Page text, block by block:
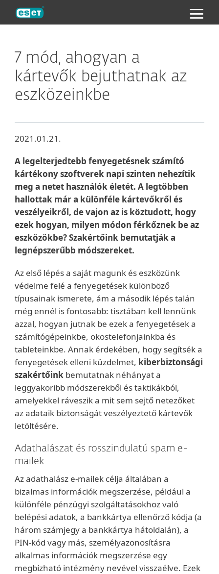
7 mód, ahogyan a
kártevők bejuthatnak az
eszközeinkbe
2021.01.21.
A legelterjedtebb fenyegetésnek számító
kártékony szoftverek napi szinten nehezítik
meg a netet használók életét. A legtöbben
hallottak már a különféle kártevőkről és
veszélyeikről, de vajon az is köztudott, hogy
ezek hogyan, milyen módon férkőznek be az
eszközökbe? Szakértőink bemutatják a
legnépszerűbb módszereket.
Az első lépés a saját magunk és eszközünk
védelme felé a fenyegetések különböző
típusainak ismerete, ám a második lépés talán
még ennél is fontosabb: tisztában kell lennünk
azzal, hogyan jutnak be ezek a fenyegetések a
számítógépeinkbe, okostelefonjainkba és
tableteinkbe. Annak érdekében, hogy segítsék a
fenyegetések elleni küzdelmet, kiberbiztonsági
szakértőink bemutatnak néhányat a
leggyakoribb módszerekből és taktikákból,
amelyekkel ráveszik a mit sem sejtő netezőket
az adataik biztonságát veszélyeztető kártevők
letöltésére.
Adathalászat és rosszindulatú spam e-
mailek
Az adathalász e-mailek célja általában a
bizalmas információk megszerzése, például a
különféle pénzügyi szolgáltatásokhoz való
belépési adatok, a bankkártya ellenőrző kódja (a
három számjegy a bankkártya hátoldalán), a
PIN-kód vagy más, személyazonosításra
alkalmas információk megszerzése egy
megbízható intézmény nevével visszaélve. Ezek
ESET